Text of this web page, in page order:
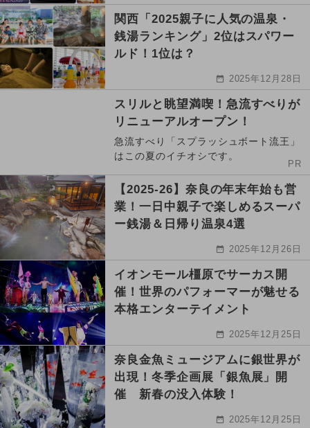
関西「2025親子に人気の温泉・
銭湯ランキング」2位はスパワー
ルド！1位は？
2025年12月28日
スリルと眺望満喫！急流すべりが
リニューアルオープン！
急流すべり「スプラッシュボート流王」
はこの夏のイチオシです。
PR
【2025-26】奈良の年末年始も営
業！一日中親子で楽しめるスーパ
ー銭湯＆日帰り温泉4選
2025年12月26日
イオンモール橿原でサーカス開
催！世界のパフォーマーが魅せる
本格エンターテイメント
2025年12月25日
奈良金魚ミュージアムに銀世界が
出現！冬季企画展「銀魚展」開
催 新春の没入体験！
2025年12月25日